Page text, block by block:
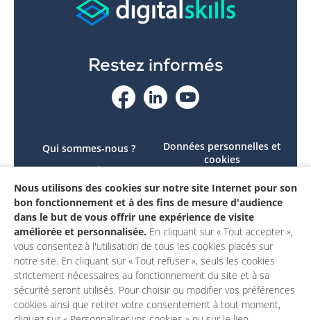
Restez informés
Qui sommes-nous ?
Le projet
Contactez-nous
Mon compte
Données personnelles et
cookies
conforme
Mentions légales
Nous utilisons des cookies sur notre site Internet pour son
bon fonctionnement et à des fins de mesure d'audience
dans le but de vous offrir une expérience de visite
améliorée et personnalisée. En cliquant sur « Tout accepter »,
vous consentez à l'utilisation de tous les cookies placés sur
notre site. En cliquant sur « Tout refuser », seuls les cookies
strictement nécessaires au fonctionnement du site et à sa
sécurité seront utilisés. Pour choisir ou modifier vos préférences
cookies ainsi que retirer votre consentement à tout moment,